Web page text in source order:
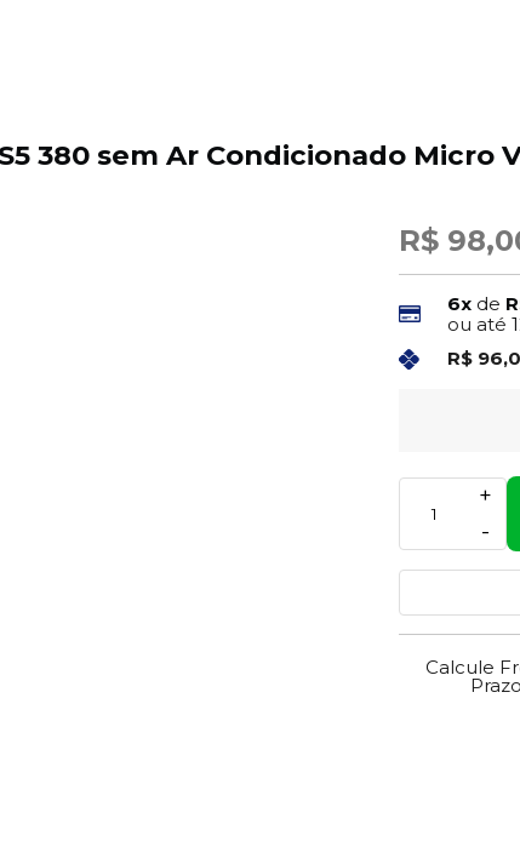
380 sem Ar Condicionado Micro
R$
6x de
ou até
R$
-
+
Calcule
Prazo